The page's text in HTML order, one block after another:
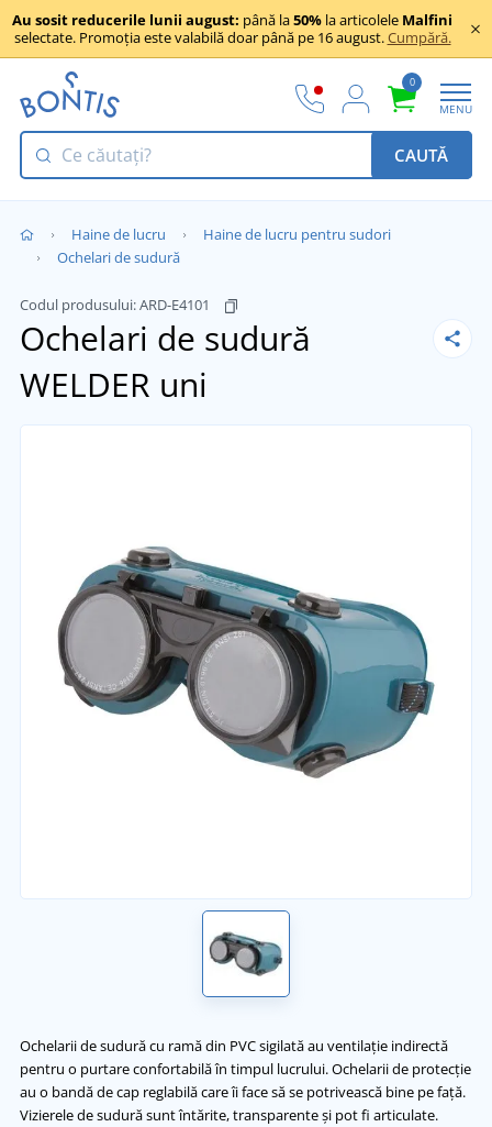
Au sosit reducerile lunii august: până la50% la articolele Malfini
selectate. Promoția este valabilă doar până pe 16 august.Cumpără.
0
MENU
CAUTĂ
Haine de lucru
Haine de lucru pentru sudori
Ochelari de sudură
Codul produsului:ARD-E4101
Ochelari de sudură
WELDER uni
Ochelarii de sudură cu ramă din PVC sigilată au ventilație indirectă
pentru o purtare confortabilă în timpul lucrului. Ochelarii de protecție
au o bandă de cap reglabilă care îi face să se potrivească bine pe față.
Vizierele de sudură sunt întărite, transparente și pot fi articulate.